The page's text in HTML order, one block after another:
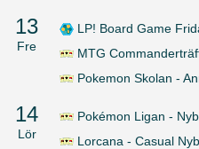
13
Fre
LP! Board Game
MTG
14
Lör
Pokémon Ligan -
Lorcana - Casual